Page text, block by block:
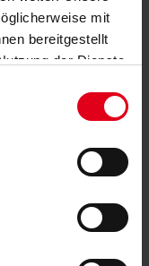
mit
bereitgestellt
der Dienste